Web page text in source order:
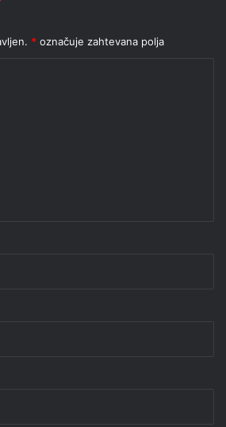
* označuje zahtevana polja